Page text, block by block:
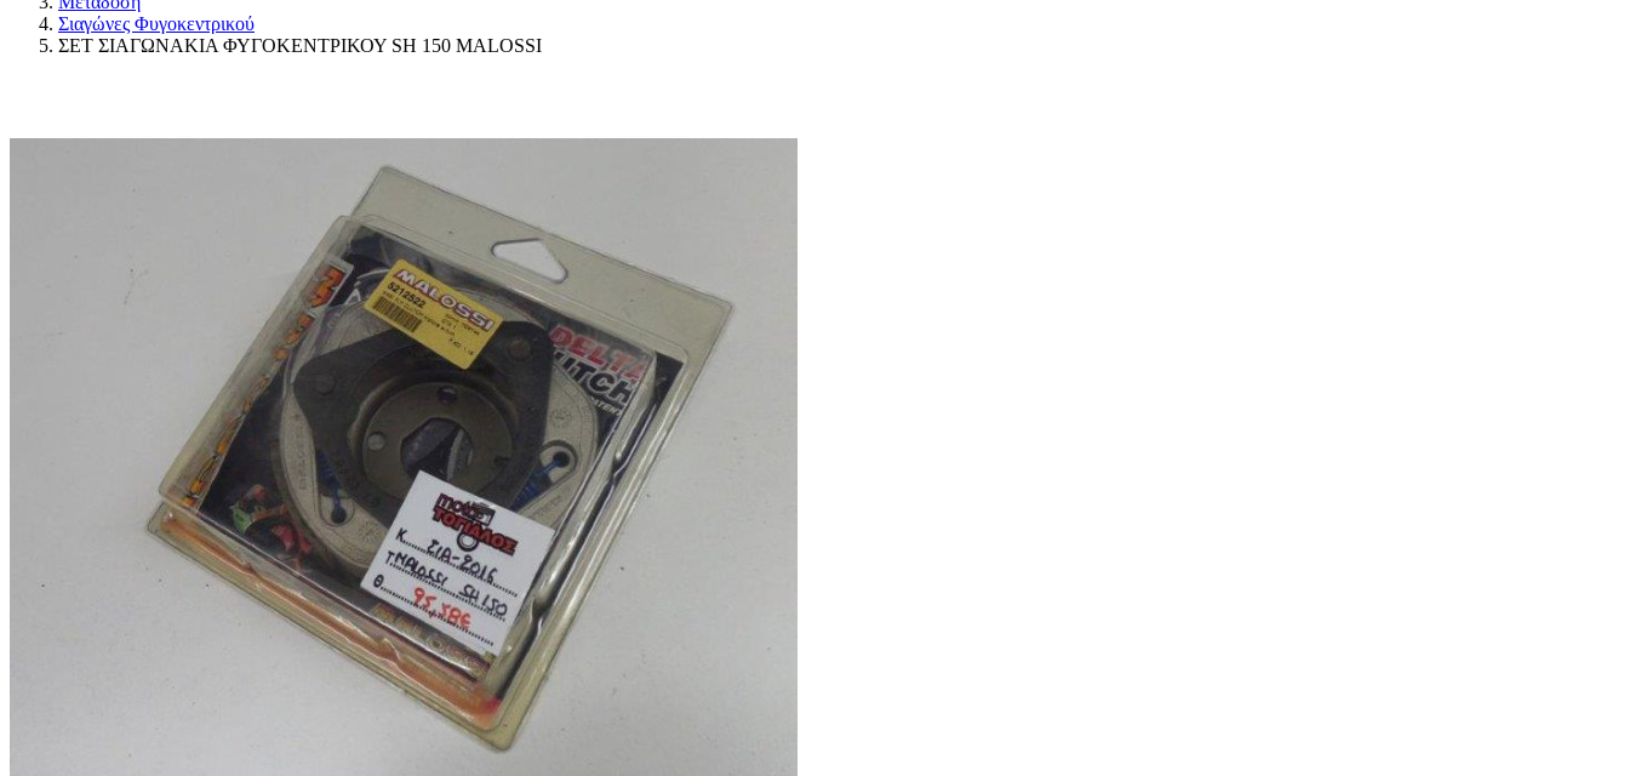
Σιαγώνες Φυγοκεντρικού
ΣΕΤ ΣΙΑΓΩΝΑΚΙΑ ΦΥΓΟΚΕΝΤΡΙΚΟΥ SH 150 MALOSSI